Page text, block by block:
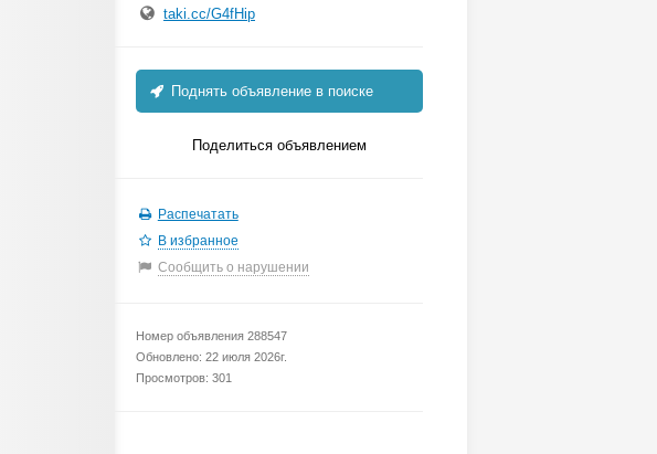
taki.cc/G4fHip
Поднять объявление в поиске
Поделиться объявлением
Распечатать
В избранное
Сообщить о нарушении
Номер объявления 288547
Обновлено: 22 июля 2026г.
Просмотров: 301